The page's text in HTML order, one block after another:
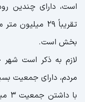
است، دارای چندین
تقریباً ۲۹
بخش است.
لازم به ذکر است شهر
مردم، دارای جمعیت